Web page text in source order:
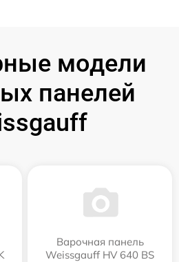
модели
панелей
Варочная панель
Weissgauff HV 640 BS